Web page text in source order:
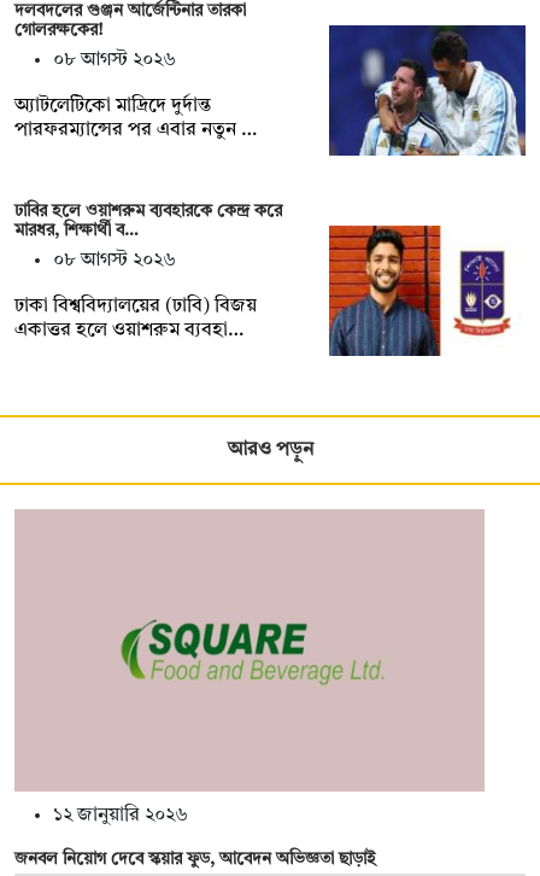
দলবদলের গুঞ্জন আর্জেন্টিনার তারকা
গোলরক্ষকের!
০৮ আগস্ট ২০২৬
অ্যাটলেটিকো মাদ্রিদে দুর্দান্ত
পারফরম্যান্সের পর এবার নতুন …
ঢাবির হলে ওয়াশরুম ব্যবহারকে কেন্দ্র করে
মারধর, শিক্ষার্থী ব…
০৮ আগস্ট ২০২৬
ঢাকা বিশ্ববিদ্যালয়ের (ঢাবি) বিজয়
একাত্তর হলে ওয়াশরুম ব্যবহা…
আরও পড়ুন
১২ জানুয়ারি ২০২৬
জনবল নিয়োগ দেবে স্কয়ার ফুড, আবেদন অভিজ্ঞতা ছাড়াই